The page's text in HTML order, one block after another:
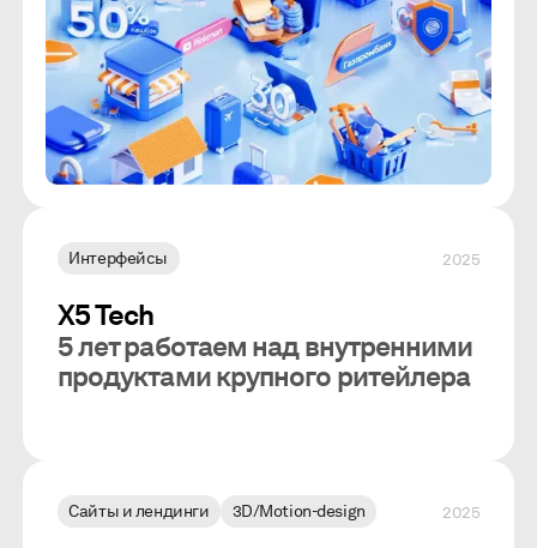
Интерфейсы 2025
X5 Tech
5 лет работаем над внутренними
продуктами крупного ритейлера
Сайты и лендинги 3D/Motion-design 2025